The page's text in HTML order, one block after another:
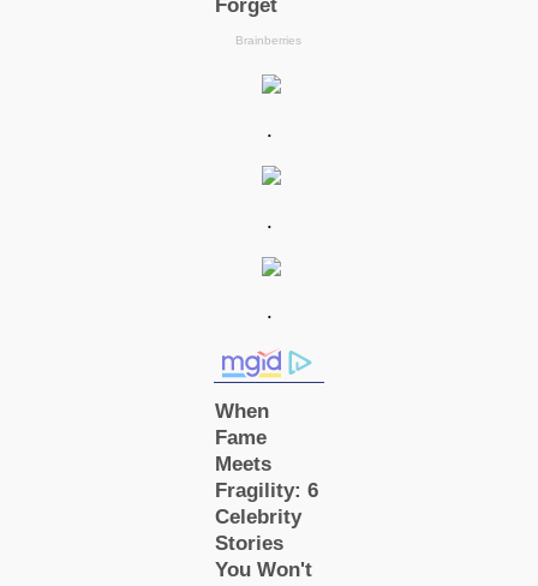
.
.
.